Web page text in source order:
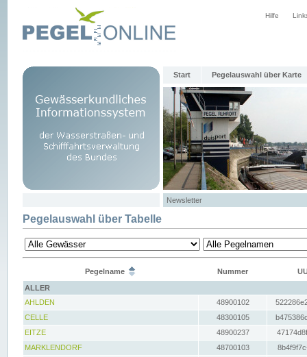
Hilfe
Start Pegelauswahl über Karte
Newsletter
Pegelauswahl über Tabelle
Pegelname Nummer
ALLER
AHLDEN
48900102
CELLE
48300105
EITZE
48900237
MARKLENDORF
48700103